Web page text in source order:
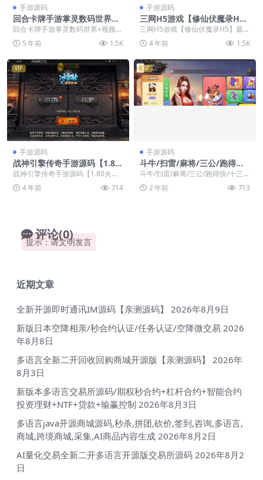
手游源码
回合卡牌手游掌灵数码世界
+视频教程Win一键服务端+安
卓+在线内充
回合卡牌手游掌灵数码世界+视频教
程Win一键服务端+安卓+在线内充
5 年前 1.5K
手游源码
三网H5游戏【修仙伏魔录H
5】最新整理Linux手工服务端
三网H5游戏【修仙伏魔录H5】最新
整理Linux手工服务端
4 年前 1.5K
VIP
手游源码
战神引擎传奇手游源码【1.80
火龙大陆加强版】最新整理Wi
n半手工服务端+充值后台
战神引擎传奇手游源码【1.80火龙
大陆加强版】最新整理Win半手工
服务端+充值后...
4 年前 714
VIP
手游源码
斗牛/扫雷/麻将/三公/跑得快/
十三水/扎金花等棋牌游戏
斗牛/扫雷/麻将/三公/跑得快/十三
水/扎金花等棋牌游戏
2 年前 713
评论(0)
提示：请文明发言
近期文章
全新开源即时通讯IM源码【亲测源码】
2026年8月9日
新版日本空降相亲/秒合约认证/任务认证/空降微交易 2026
年8月8日
多语言全新二开回收回购商城开源版【亲测源码】
2026年
8月3日
新版本多语言交易所源码/期权秒合约+杠杆合约+智能合约
投资理财+NTF+贷款+输赢控制 2026年8月3日
多语言java开源商城源码,秒杀,拼团,砍价,签到,咨询,多语言,
商城,跨境商城,采集,AI商品内容生成 2026年8月2日
AI量化交易全新二开多语言开源版交易所源码 2026年8月2
日